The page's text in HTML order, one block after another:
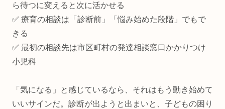
ら待つに変えると次に活かせる
✅ 療育の相談は「診断前」「悩み始めた段階」でもで
きる
✅ 最初の相談先は市区町村の発達相談窓口かかりつけ
小児科
「気になる」と感じているなら、それはもう動き始めて
いいサインだ。診断が出ようと出まいと、子どもの困り